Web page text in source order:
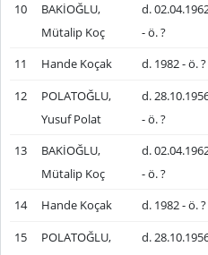
10
BAKİOĞLU,
Mütalip Koç
d.
- ö. ?
11 Hande Koçak d. 1982 - ö. ?
12
POLATOĞLU,
Yusuf Polat
d.
- ö. ?
13
BAKİOĞLU,
Mütalip Koç
d.
- ö. ?
14 Hande Koçak d. 1982 - ö. ?
15
POLATOĞLU,
d.